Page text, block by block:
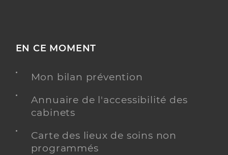
EN CE MOMENT
Mon bilan prévention
Annuaire de l'accessibilité des
cabinets
Carte des lieux de soins non
programmés